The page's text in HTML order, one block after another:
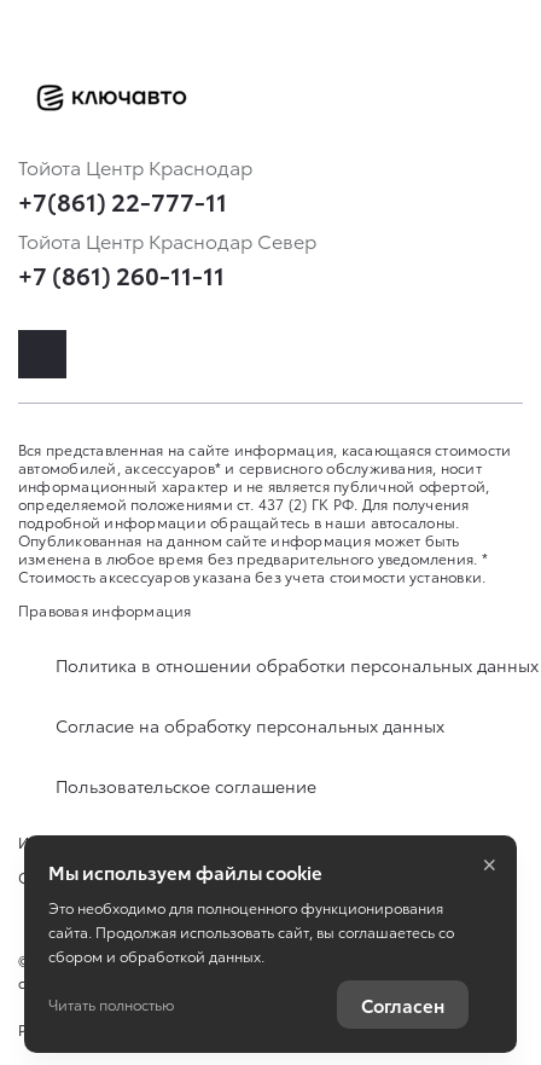
Тойота Центр Краснодар
+7(861) 22-777-11
Тойота Центр Краснодар Север
+7 (861) 260-11-11
Вся представленная на сайте информация, касающаяся стоимости
автомобилей, аксессуаров* и сервисного обслуживания, носит
информационный характер и не является публичной офертой,
определяемой положениями ст. 437 (2) ГК РФ. Для получения
подробной информации обращайтесь в наши автосалоны.
Опубликованная на данном сайте информация может быть
изменена в любое время без предварительного уведомления. *
Стоимость аксессуаров указана без учета стоимости установки.
Правовая информация
Политика в отношении обработки персональных данных
Согласие на обработку персональных данных
Пользовательское соглашение
Изменить настройку cookies
Сбросить cookie
© 2026ООО «КЛЮЧАВТО» город Горячий Ключ, ул. Революции, д. 4,
офис 1
Работает на технологиях
Мы используем файлы cookie
Это необходимо для полноценного функционирования
сайта. Продолжая использовать сайт, вы соглашаетесь со
сбором и обработкой данных.
Читать полностью Согласен
×